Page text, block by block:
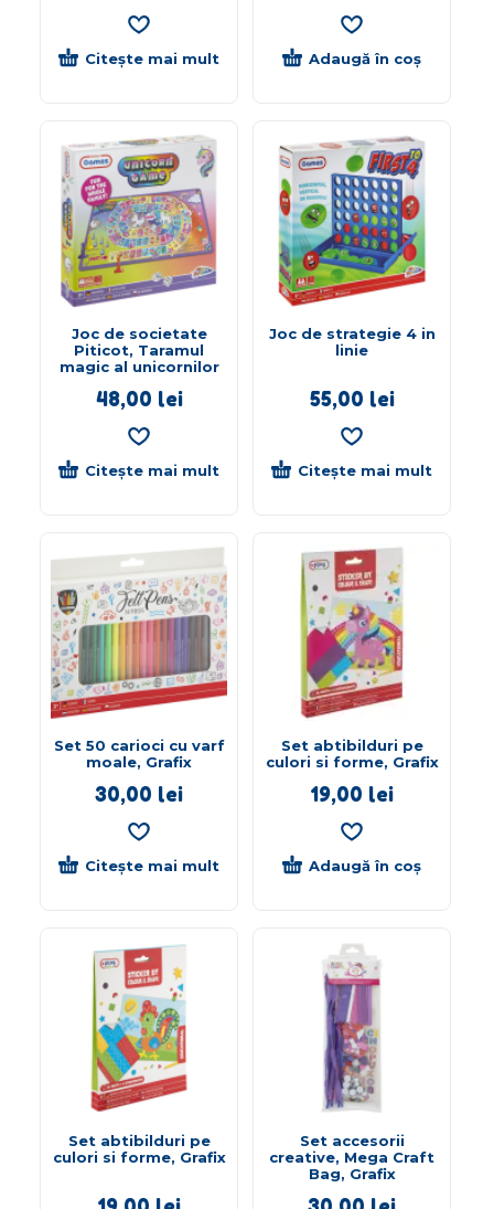
Citește mai mult Adaugă în coș
Joc de societate
Piticot, Taramul
magic al unicornilor
48,00 lei
Citește mai mult
Joc de strategie 4 in
linie
55,00 lei
Citește mai mult
Set 50 carioci cu varf
moale, Grafix
30,00 lei
Citește mai mult
Set abtibilduri pe
culori si forme, Grafix
19,00 lei
Adaugă în coș
Set abtibilduri pe
culori si forme, Grafix
Set accesorii
creative, Mega Craft
Bag, Grafix